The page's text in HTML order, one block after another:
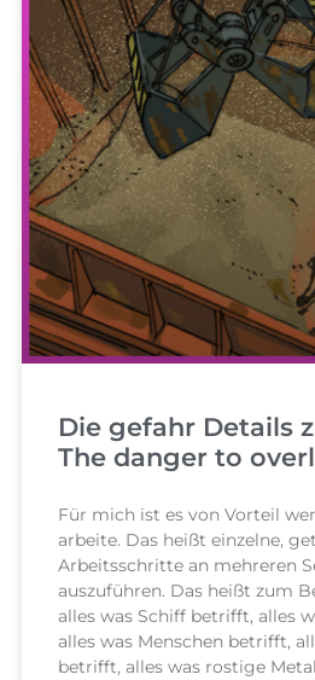
Die gefahr Details
The danger to
Für mich ist es von Vorteil
arbeite. Das heißt einzelne,
Arbeitsschritte an mehreren
auszuführen. Das heißt zum
alles was Schiff betrifft, alles
alles was Menschen betrifft,
betrifft, alles was rostige